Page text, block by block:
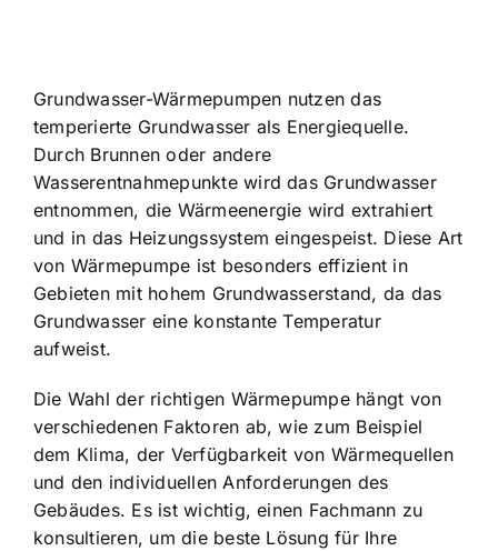
Grundwasser-Wärmepumpen nutzen das
temperierte Grundwasser als Energiequelle.
Durch Brunnen oder andere
Wasserentnahmepunkte wird das Grundwasser
entnommen, die Wärmeenergie wird extrahiert
und in das Heizungssystem eingespeist. Diese Art
von Wärmepumpe ist besonders effizient in
Gebieten mit hohem Grundwasserstand, da das
Grundwasser eine konstante Temperatur
aufweist.
Die Wahl der richtigen Wärmepumpe hängt von
verschiedenen Faktoren ab, wie zum Beispiel
dem Klima, der Verfügbarkeit von Wärmequellen
und den individuellen Anforderungen des
Gebäudes. Es ist wichtig, einen Fachmann zu
konsultieren, um die beste Lösung für Ihre